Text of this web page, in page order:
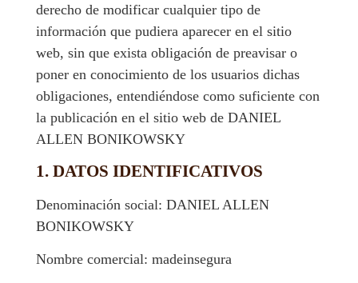
derecho de modificar cualquier tipo de
información que pudiera aparecer en el sitio
web, sin que exista obligación de preavisar o
poner en conocimiento de los usuarios dichas
obligaciones, entendiéndose como suficiente con
la publicación en el sitio web de DANIEL
ALLEN BONIKOWSKY
1. DATOS IDENTIFICATIVOS
Denominación social: DANIEL ALLEN
BONIKOWSKY
Nombre comercial: madeinsegura